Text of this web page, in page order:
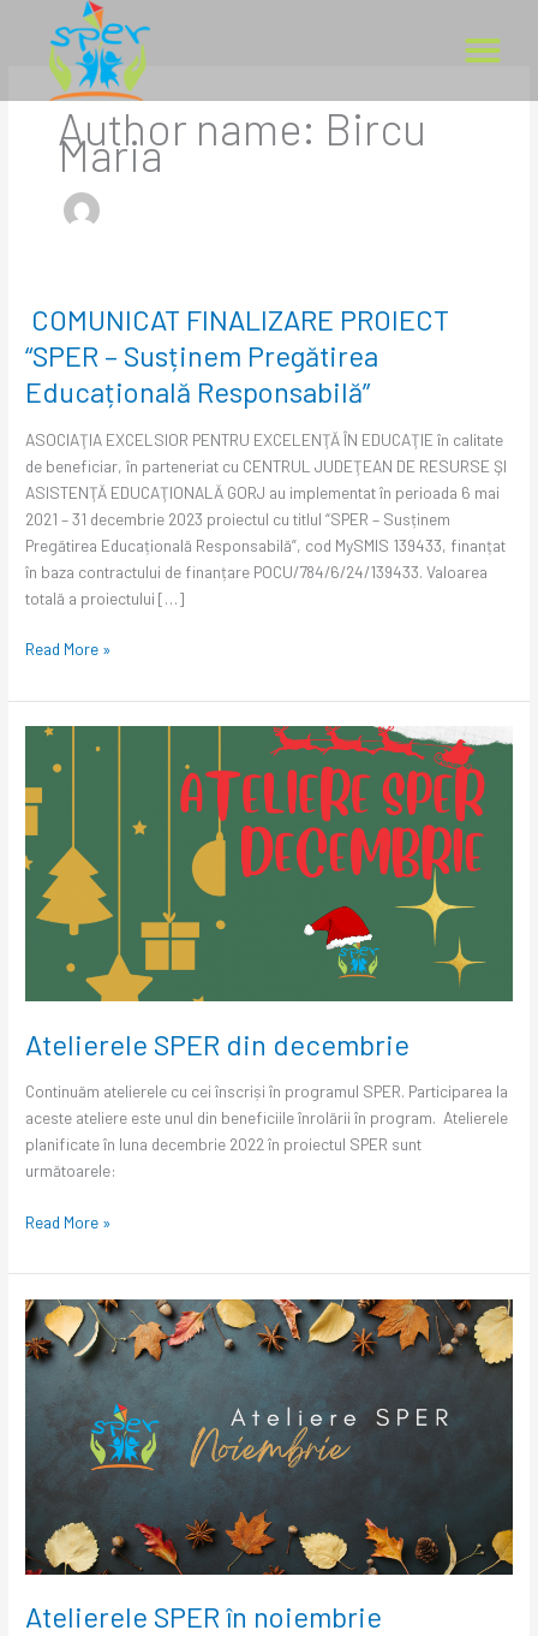
content
Author name: Bircu
Maria
COMUNICAT FINALIZARE PROIECT
“SPER – Susținem Pregătirea
Educațională Responsabilă”
ASOCIAŢIA EXCELSIOR PENTRU EXCELENŢĂ ÎN EDUCAŢIE în calitate
de beneficiar, în parteneriat cu CENTRUL JUDEŢEAN DE RESURSE ŞI
ASISTENŢĂ EDUCAŢIONALĂ GORJ au implementat în perioada 6 mai
2021 – 31 decembrie 2023 proiectul cu titlul “SPER – Susținem
Pregătirea Educațională Responsabilă”, cod MySMIS 139433, finanțat
în baza contractului de finanțare POCU/784/6/24/139433. Valoarea
totală a proiectului […]
COMUNICAT
PROIECT
“SPER
Susținem
Pregătirea
Educațională
Responsabilă”
Read More »
Atelierele SPER din decembrie
Continuăm atelierele cu cei înscriși în programul SPER. Participarea la
aceste ateliere este unul din beneficiile înrolării în program. Atelierele
planificate în luna decembrie 2022 în proiectul SPER sunt
următoarele:
Atelierele
SPER
din
Read More »
Atelierele SPER în noiembrie
Atelierele
SPER
în
noiembrie